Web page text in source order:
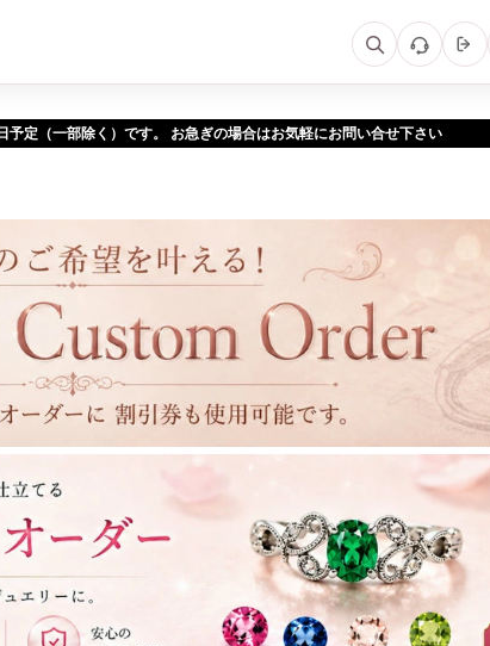
予定（一部除く）です。 お急ぎの場合はお気軽にお問い合せ下さい